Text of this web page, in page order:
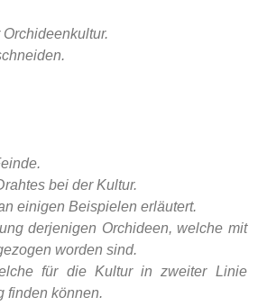
bei der Kultur.
einigen Beispielen erläutert.
derjenigen Orchideen, welche mit
worden sind.
für die Kultur in zweiter Linie
finden können.